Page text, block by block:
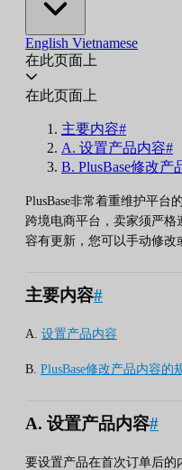
English Vietnamese
在此页面上
在此页面上
主要内容#
A. 设置产品内容#
B. PlusBase修改产
PlusBase非常着重维护平台
跨境电商平台，卖家须严格
容有更新，您可以手动修改
主要内容#
A. 设置产品内容
B. PlusBase修改产品内容的
A. 设置产品内容#
要设置产品在首次订单后的